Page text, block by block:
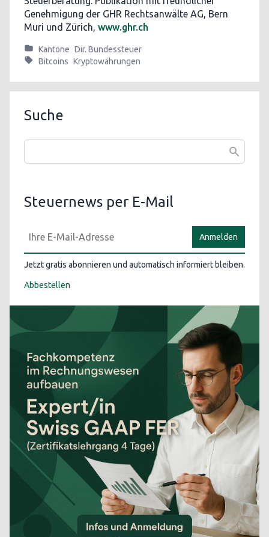
Genehmigung der GHR Rechtsanwälte AG, Bern
Muri und Zürich, www.ghr.ch
Kantone Dir. Bundessteuer
Bitcoins Kryptowährungen
Suche
Steuernews per E-Mail
Anmelden
Jetzt gratis abonnieren und automatisch informiert bleiben.
Abbestellen